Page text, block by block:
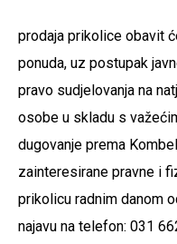
prodaja prikolice obavit
ponuda, uz postupak
pravo sudjelovanja na
osobe u skladu s
dugovanje prema
zainteresirane pravne i
prikolicu radnim danom
najavu na telefon: 031